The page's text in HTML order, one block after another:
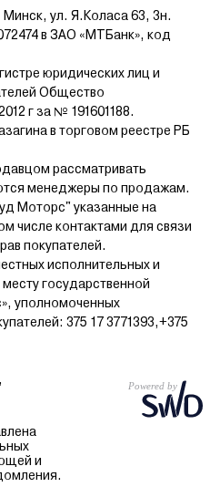
ул. Я.Коласа 63, 3н.
в ЗАО «МТБанк», код
юридических лиц и
Общество
г за № 191601188.
в торговом реестре РБ
рассматривать
менеджеры по продажам.
Моторс" указанные на
числе контактами для связи
покупателей.
исполнительных и
государственной
уполномоченных
375 17 3771393,+375
и